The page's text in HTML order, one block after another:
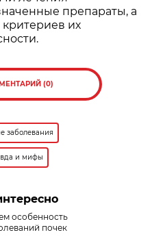
препараты, а
их
(0)
заболевания
и мифы
особенность
почек